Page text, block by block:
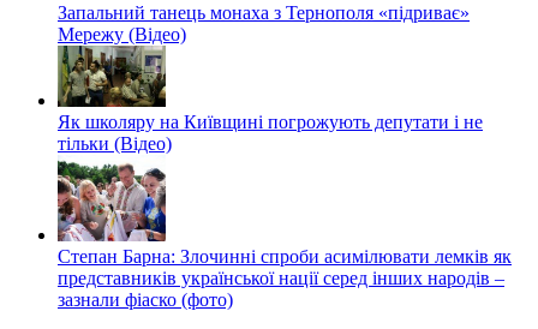
Запальний танець монаха з Тернополя «підриває»
Мережу (Відео)
Як школяру на Київщині погрожують депутати і не
тільки (Відео)
Степан Барна: Злочинні спроби асимілювати лемків як
представників української нації серед інших народів –
зазнали фіаско (фото)